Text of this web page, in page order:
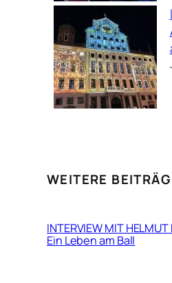
WEITERE
INTERVIEW MIT HELMUT
Ein Leben am Ball